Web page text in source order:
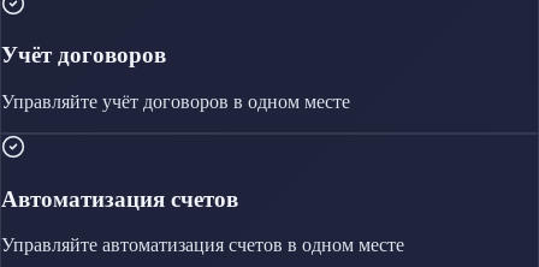
Учёт договоров
Управляйте учёт договоров в одном месте
Автоматизация счетов
Управляйте автоматизация счетов в одном месте